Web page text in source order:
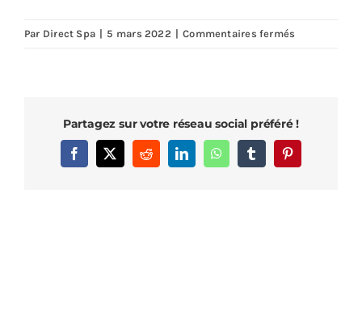
Par Direct Spa | 5 mars 2022 | Commentaires fermés
espace
Partagez sur votre réseau social préféré !
Facebook
X RedditLinkedInWhatsAppTumblrPinterest